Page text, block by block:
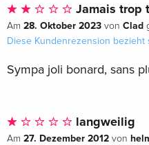
Jamais trop
Am 28. Oktober 2023 von Clad
Diese Kundenrezension bezieht
Sympa joli bonard, sans
langweilig
Am 27. Dezember 2012 von